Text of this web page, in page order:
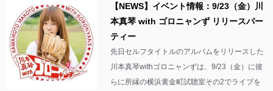
【NEWS】イベント情報：9/23（金）川
本真琴 with ゴロニャンず リリースパー
ティー
先日セルフタイトルのアルバムをリリースした
川本真琴withゴロニャンずは、9/23（金）に彼
らに所縁の横浜黄金町試聴室その2でライブを